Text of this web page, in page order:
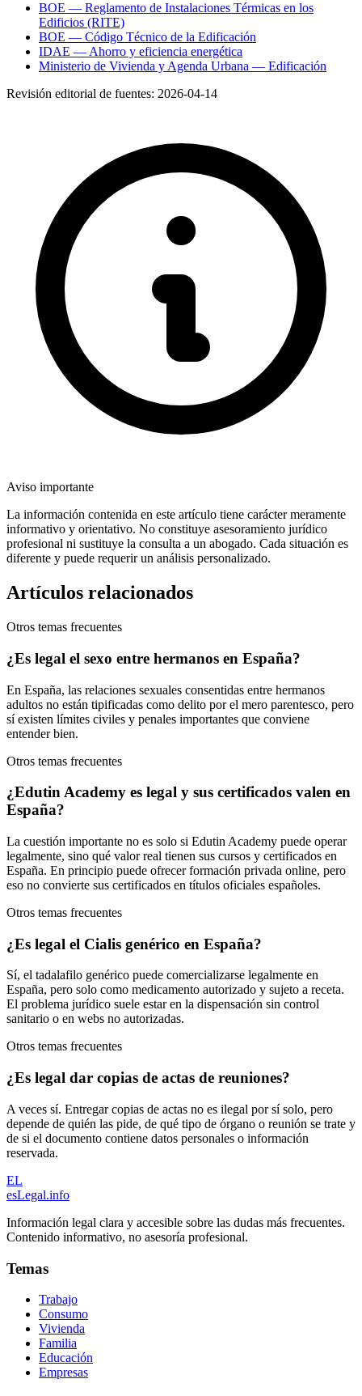
BOE — Reglamento de Instalaciones Térmicas en los
Edificios (RITE)
BOE — Código Técnico de la Edificación
IDAE — Ahorro y eficiencia energética
Ministerio de Vivienda y Agenda Urbana — Edificación
Revisión editorial de fuentes: 2026-04-14
Aviso importante
La información contenida en este artículo tiene carácter meramente
informativo y orientativo. No constituye asesoramiento jurídico
profesional ni sustituye la consulta a un abogado. Cada situación es
diferente y puede requerir un análisis personalizado.
Artículos relacionados
Otros temas frecuentes
¿Es legal el sexo entre hermanos en España?
En España, las relaciones sexuales consentidas entre hermanos
adultos no están tipificadas como delito por el mero parentesco, pero
sí existen límites civiles y penales importantes que conviene
entender bien.
Otros temas frecuentes
¿Edutin Academy es legal y sus certificados valen en
España?
La cuestión importante no es solo si Edutin Academy puede operar
legalmente, sino qué valor real tienen sus cursos y certificados en
España. En principio puede ofrecer formación privada online, pero
eso no convierte sus certificados en títulos oficiales españoles.
Otros temas frecuentes
¿Es legal el Cialis genérico en España?
Sí, el tadalafilo genérico puede comercializarse legalmente en
España, pero solo como medicamento autorizado y sujeto a receta.
El problema jurídico suele estar en la dispensación sin control
sanitario o en webs no autorizadas.
Otros temas frecuentes
¿Es legal dar copias de actas de reuniones?
A veces sí. Entregar copias de actas no es ilegal por sí solo, pero
depende de quién las pide, de qué tipo de órgano o reunión se trate y
de si el documento contiene datos personales o información
reservada.
EL
esLegal.info
Información legal clara y accesible sobre las dudas más frecuentes.
Contenido informativo, no asesoría profesional.
Temas
Trabajo
Consumo
Vivienda
Familia
Educación
Empresas